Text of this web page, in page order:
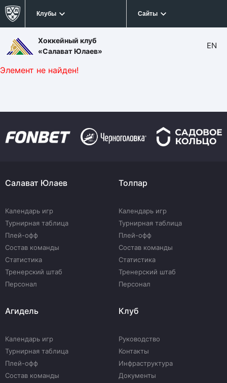
Клубы Сайты
Хоккейный клуб
«Салават Юлаев»
EN
Элемент не найден!
Салават Юлаев
Календарь игр
Турнирная таблица
Плей-офф
Состав команды
Статистика
Тренерский штаб
Персонал
Толпар
Календарь игр
Турнирная таблица
Плей-офф
Состав команды
Статистика
Тренерский штаб
Персонал
Агидель
Календарь игр
Турнирная таблица
Плей-офф
Состав команды
Клуб
Руководство
Контакты
Инфраструктура
Документы